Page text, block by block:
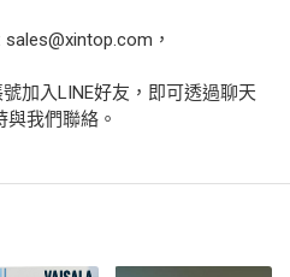
，
加入LINE好友，即可透過聊天
我們聯絡。